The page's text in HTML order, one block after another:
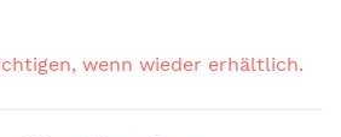
wenn wieder erhältlich.